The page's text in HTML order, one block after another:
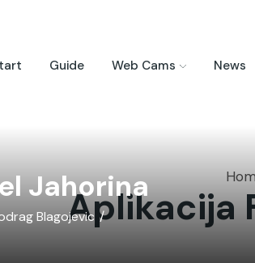
Guide Web Cams News
Aplikacija
Jahorina
Blagojevic /